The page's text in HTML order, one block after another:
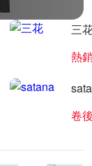
三
熱
卷